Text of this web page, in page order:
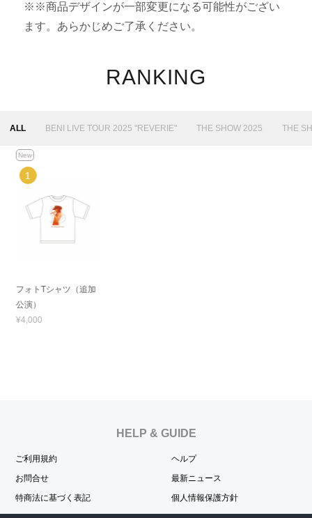
※※商品デザインが一部変更になる可能性がござい
ます。あらかじめご了承ください。
RANKING
ALL BENI LIVE TOUR 2025 "REVERIE" THE SHOW 2025 THE
New
フォトTシャツ（追加
公演）
¥4,000
HELP & GUIDE
ご利用規約
ヘルプ
お問合せ
最新ニュース
特商法に基づく表記
個人情報保護方針